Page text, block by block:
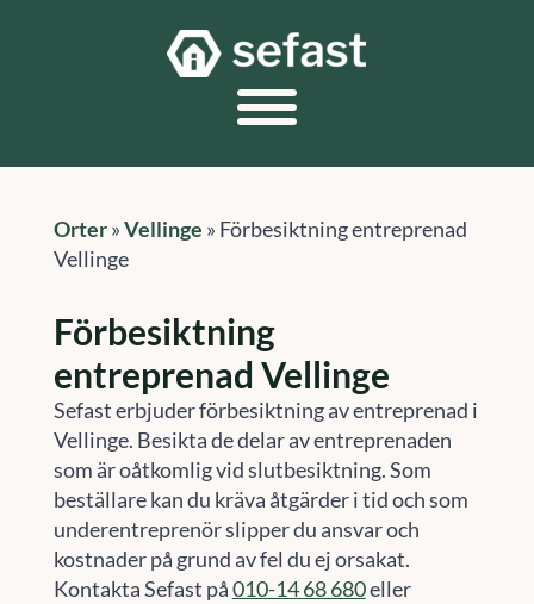
Orter»Vellinge » Förbesiktning entreprenad
Vellinge
Förbesiktning
entreprenad Vellinge
Sefast erbjuder förbesiktning av entreprenad i
Vellinge. Besikta de delar av entreprenaden
som är oåtkomlig vid slutbesiktning. Som
beställare kan du kräva åtgärder i tid och som
underentreprenör slipper du ansvar och
kostnader på grund av fel du ej orsakat.
Kontakta Sefast på010-14 68 680eller